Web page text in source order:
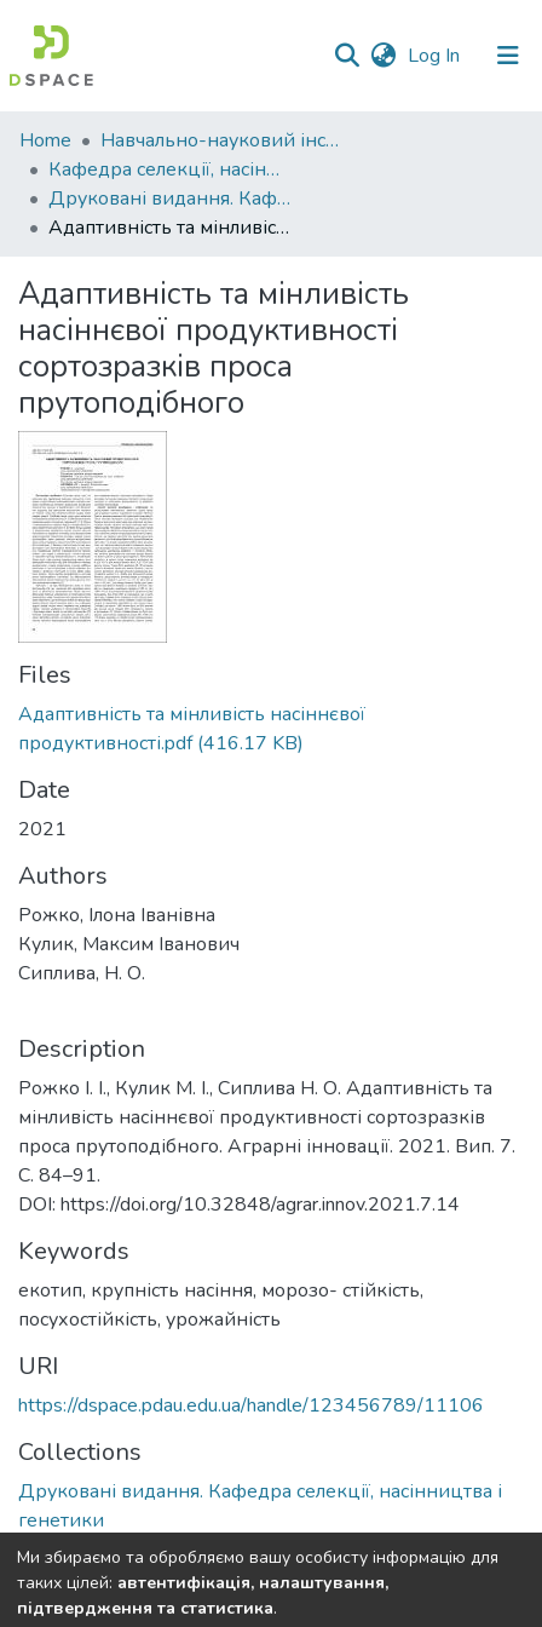
Log In (current)
Communities
&
Collections
All of DSpace
Statistics
Home
Навчально-науковий інститут агротехнологій, селекції та екології
Кафедра селекції, насінництва і генетики
Друковані видання. Кафедра селекції, насінництва і генетики
Адаптивність та мінливість насіннєвої продуктивності сортозразків проса прутоподібного
Адаптивність та мінливість
насіннєвої продуктивності
сортозразків проса
прутоподібного
Files
Адаптивність та мінливість насіннєвої
продуктивності.pdf(416.17 KB)
Date
2021
Authors
Рожко, Ілона Іванівна
Кулик, Максим Іванович
Сиплива, Н. О.
Description
Рожко І. І., Кулик М. І., Сиплива Н. О. Адаптивність та
мінливість насіннєвої продуктивності сортозразків
проса прутоподібного. Аграрні інновації. 2021. Вип. 7.
С. 84–91.
DOI: https://doi.org/10.32848/agrar.innov.2021.7.14
Keywords
екотип, крупність насіння, морозо- стійкість,
посухостійкість, урожайність
URI
https://dspace.pdau.edu.ua/handle/123456789/11106
Collections
Друковані видання. Кафедра селекції, насінництва і
генетики
Full item page
Ми збираємо та обробляємо вашу особисту інформацію для
таких цілей: автентифікація, налаштування,
підтвердження та статистика.